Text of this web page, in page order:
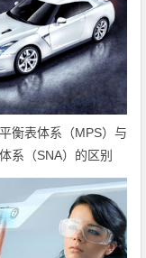
衡表体系（MPS）与
系（SNA）的区别